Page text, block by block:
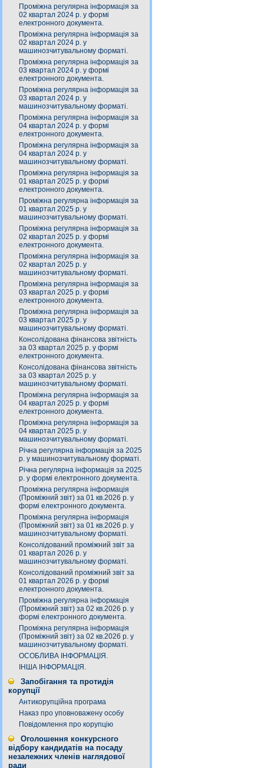
Проміжна регулярна інформація за
02 квартал 2024 р. у формі
електронного документа.
Проміжна регулярна інформація за
02 квартал 2024 р. у
машинозчитувальному форматі.
Проміжна регулярна інформація за
03 квартал 2024 р. у формі
електронного документа.
Проміжна регулярна інформація за
03 квартал 2024 р. у
машинозчитувальному форматі.
Проміжна регулярна інформація за
04 квартал 2024 р. у формі
електронного документа.
Проміжна регулярна інформація за
04 квартал 2024 р. у
машинозчитувальному форматі.
Проміжна регулярна інформація за
01 квартал 2025 р. у формі
електронного документа.
Проміжна регулярна інформація за
01 квартал 2025 р. у
машинозчитувальному форматі.
Проміжна регулярна інформація за
02 квартал 2025 р. у формі
електронного документа.
Проміжна регулярна інформація за
02 квартал 2025 р. у
машинозчитувальному форматі.
Проміжна регулярна інформація за
03 квартал 2025 р. у формі
електронного документа.
Проміжна регулярна інформація за
03 квартал 2025 р. у
машинозчитувальному форматі.
Консолідована фінансова звітність
за 03 квартал 2025 р. у формі
електронного документа.
Консолідована фінансова звітність
за 03 квартал 2025 р. у
машинозчитувальному форматі.
Проміжна регулярна інформація за
04 квартал 2025 р. у формі
електронного документа.
Проміжна регулярна інформація за
04 квартал 2025 р. у
машинозчитувальному форматі.
Річна регулярна інформація за 2025
р. у машинозчитувальному форматі.
Річна регулярна інформація за 2025
р. у формі електронного документа.
Проміжна регулярна інформація
(Проміжний звіт) за 01 кв.2026 р. у
формі електронного документа.
Проміжна регулярна інформація
(Проміжний звіт) за 01 кв.2026 р. у
машинозчитувальному форматі.
Консолідований проміжний звіт за
01 квартал 2026 р. у
машинозчитувальному форматі.
Консолідований проміжний звіт за
01 квартал 2026 р. у формі
електронного документа.
Проміжна регулярна інформація
(Проміжний звіт) за 02 кв.2026 р. у
формі електронного документа.
Проміжна регулярна інформація
(Проміжний звіт) за 02 кв.2026 р. у
машинозчитувальному форматі.
ОСОБЛИВА ІНФОРМАЦІЯ.
ІНША ІНФОРМАЦІЯ.
Запобігання та протидія
корупції
Антикорупційна програма
Наказ про уповноважену особу
Повідомлення про корупцію
Оголошення конкурсного
відбору кандидатів на посаду
незалежних членів наглядової
ради